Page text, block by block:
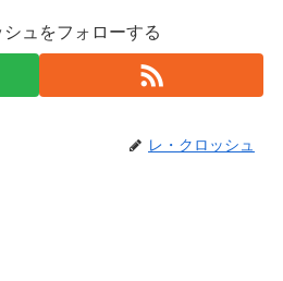
シュをフォローする
レ・クロッシュ